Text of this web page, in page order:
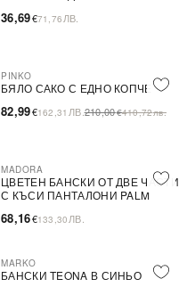
36,69€71,76 ЛВ.
-60%
PINKO
БЯЛО САКО С ЕДНО КОПЧЕ
82,99€162,31 ЛВ.210,00€410,72лв.
MADORA
ЦВЕТЕН БАНСКИ ОТ ДВЕ ЧАСТИ
С КЪСИ ПАНТАЛОНИ PALM
68,16€133,30 ЛВ.
MARKO
БАНСКИ TEONA В СИНЬО